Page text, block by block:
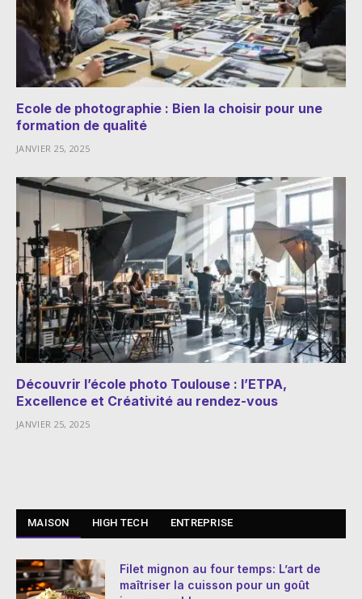
Ecole de photographie : Bien la choisir pour une
formation de qualité
JANVIER 25, 2025
Découvrir l’école photo Toulouse : l’ETPA,
Excellence et Créativité au rendez-vous
JANVIER 25, 2025
MAISON HIGH TECH ENTREPRISE
Filet mignon au four temps: L’art de
maîtriser la cuisson pour un goût